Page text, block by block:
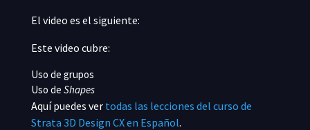
El video es el siguiente:
Este video cubre:
Uso de grupos
Uso de Shapes
Aquí puedes ver todas las lecciones del curso de
Strata 3D Design CX en Español.